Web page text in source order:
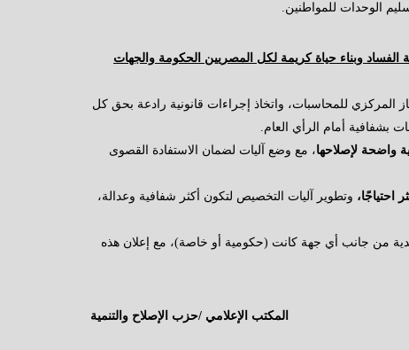
الوحدات للمواطنين.
وبناء حياة كريمة لكل المصريين الحكومة والجهات
للمحاسبات، واتخاذ إجراءات قانونية رادعة بحق كل
بشفافية أمام الرأي العام.
واضحة لإصلاحها، مع وضع آليات لضمان الاستفادة القصوى
احتياجًا، وتطوير آليات التخصيص لتكون أكثر شفافية وعدالة،
من جانب أي جهة كانت (حكومية أو خاصة)، مع إعلان هذه
المكتب الإعلامي /حزب الإصلاح والتنمية